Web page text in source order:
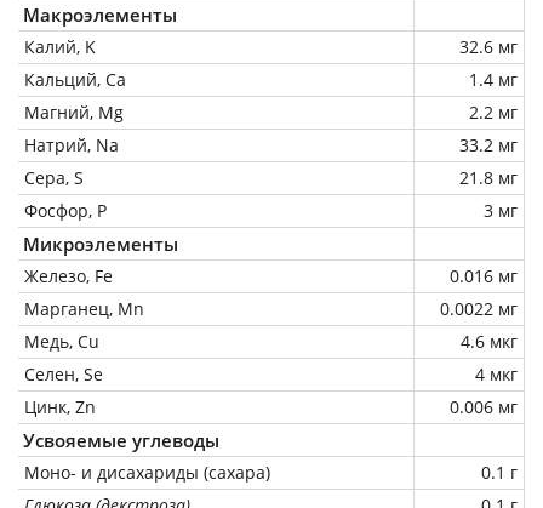
Макроэлементы
Калий, K
32.6 мг
Кальций, Ca
1.4 мг
Магний, Mg
2.2 мг
Натрий, Na
33.2 мг
Сера, S
21.8 мг
Фосфор, P
3 мг
Микроэлементы
Железо, Fe
0.016 мг
Марганец, Mn
0.0022 мг
Медь, Cu
4.6 мкг
Селен, Se
4 мкг
Цинк, Zn
0.006 мг
Усвояемые углеводы
Моно- и дисахариды (сахара)
0.1 г